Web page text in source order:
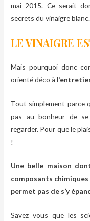
mai 2015. Ce serait
secrets du vinaigre
LE VINAIGRE
Mais pourquoi donc
orienté déco à
Tout simplement parce
pas au bonheur de
regarder. Pour que le
!
Une belle maison
composants
permet pas de s’y
Savez vous que les